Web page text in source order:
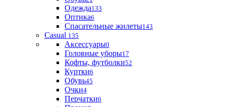
Одежда133
Оптика6
Спасательные жилеты143
Casual 135
Аксессуары0
Головные уборы17
Кофты, футболки52
Куртки6
Обувь45
Очки4
Перчатки6